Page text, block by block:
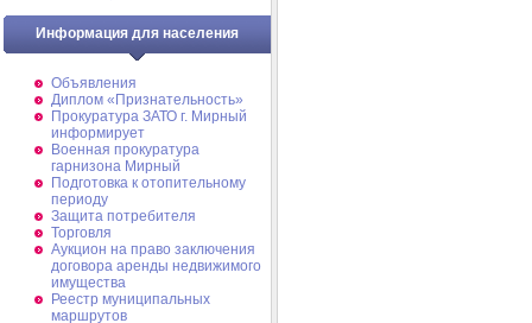
Информация для населения
Объявления
Диплом «Признательность»
Прокуратура ЗАТО г. Мирный
информирует
Военная прокуратура
гарнизона Мирный
Подготовка к отопительному
периоду
Защита потребителя
Торговля
Аукцион на право заключения
договора аренды недвижимого
имущества
Реестр муниципальных
маршрутов